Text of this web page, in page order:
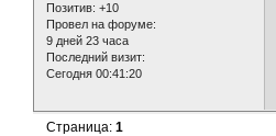
Позитив: +10
Провел на форуме:
9 дней 23 часа
Последний визит:
Сегодня 00:41:20
Страница:1